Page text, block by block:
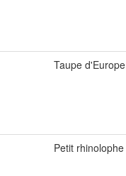
Taupe d'Europe
Petit rhinolophe